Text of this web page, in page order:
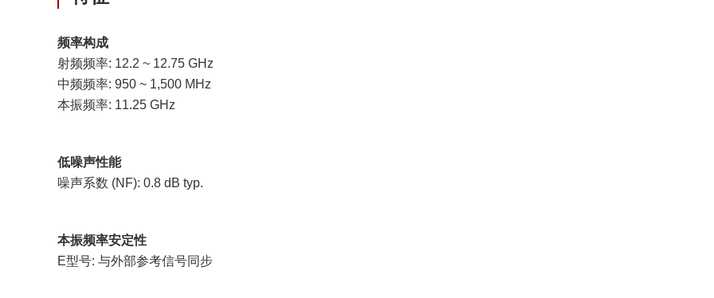
频率构成
射频频率: 12.2 ~ 12.75 GHz
中频频率: 950 ~ 1,500 MHz
本振频率: 11.25 GHz
低噪声性能
噪声系数 (NF): 0.8 dB typ.
本振频率安定性
E型号: 与外部参考信号同步